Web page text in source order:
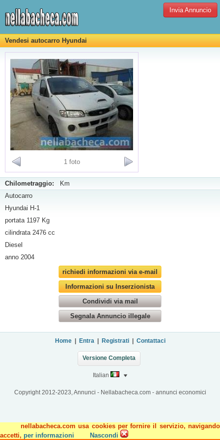
nellabacheca.com usa cookies per fornire il servizio, navigando
accetti, per informazioni Nascondi
Invia Annuncio
Vendesi autocarro Hyundai
1 foto
Chilometraggio: Km
Autocarro
Hyundai H-1
portata 1197 Kg
cilindrata 2476 cc
Diesel
anno 2004
richiedi informazioni via e-mail
Informazioni su Inserzionista
Condividi via mail
Segnala Annuncio illegale
Home| Entra Registrati| Contattaci
Versione Completa
Italian
Copyright 2012-2023, Annunci - Nellabacheca.com - annunci economici